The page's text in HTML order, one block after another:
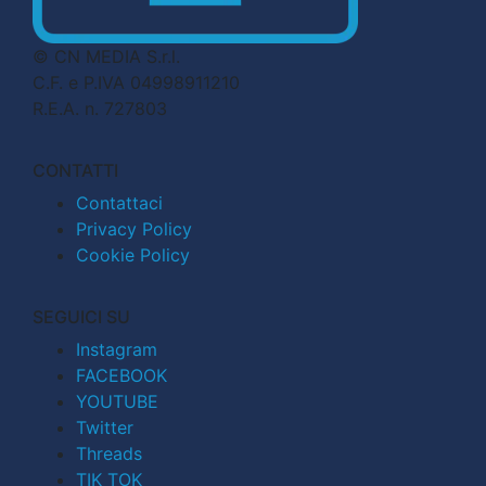
© CN MEDIA S.r.l.
C.F. e P.IVA 04998911210
R.E.A. n. 727803
CONTATTI
Contattaci
Privacy Policy
Cookie Policy
SEGUICI SU
Instagram
FACEBOOK
YOUTUBE
Twitter
Threads
TIK TOK